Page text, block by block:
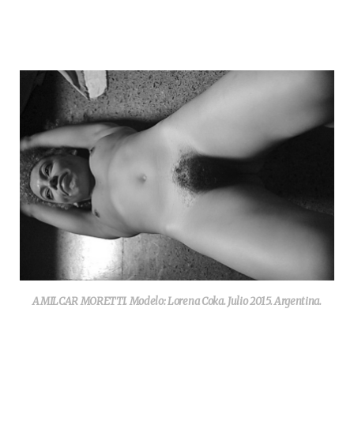
AMILCAR MORETTI. Modelo: Lorena Coka. Julio 2015. Argentina.